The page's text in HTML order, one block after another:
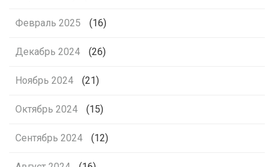
Февраль 2025 (16)
Декабрь 2024 (26)
Ноябрь 2024 (21)
Октябрь 2024 (15)
Сентябрь 2024 (12)